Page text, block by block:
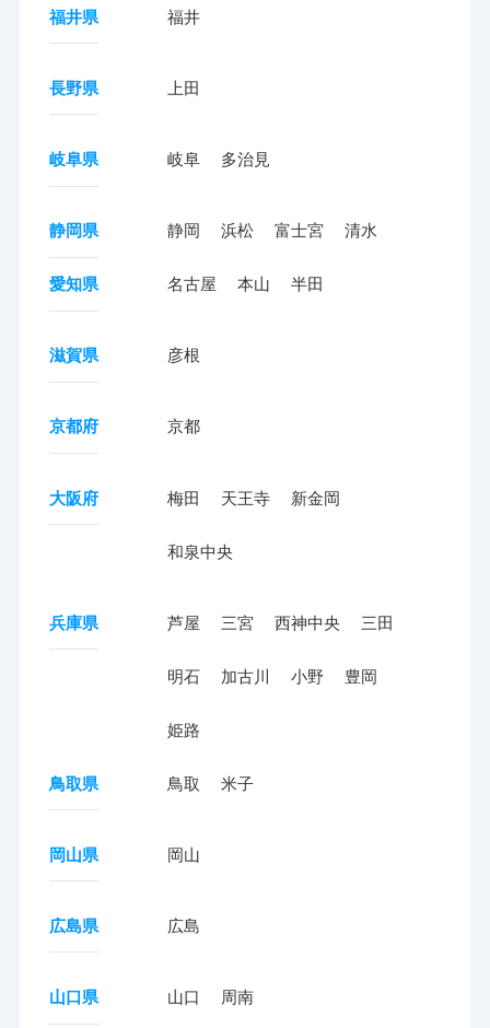
福井県 福井
長野県 上田
岐阜県 岐阜 多治見
静岡県 静岡 浜松 富士宮 清水
愛知県 名古屋 本山 半田
滋賀県 彦根
京都府 京都
大阪府 梅田 天王寺 新金岡
和泉中央
兵庫県 芦屋 三宮 西神中央 三田
明石 加古川 小野 豊岡
姫路
鳥取県 鳥取 米子
岡山県 岡山
広島県 広島
山口県 山口 周南